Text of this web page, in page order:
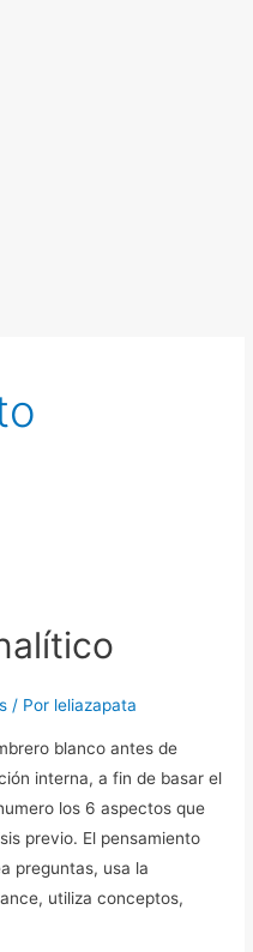
/ Por leliazapata
blanco antes de
interna, a fin de basar el
los 6 aspectos que
previo. El pensamiento
preguntas, usa la
utiliza conceptos,